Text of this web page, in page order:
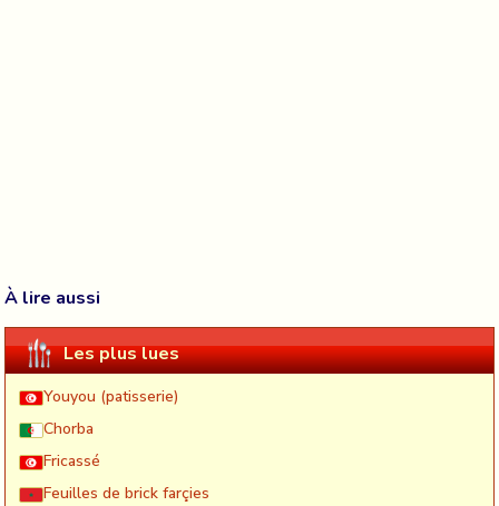
À lire aussi
Les plus lues
Youyou (patisserie)
Chorba
Fricassé
Feuilles de brick farçies